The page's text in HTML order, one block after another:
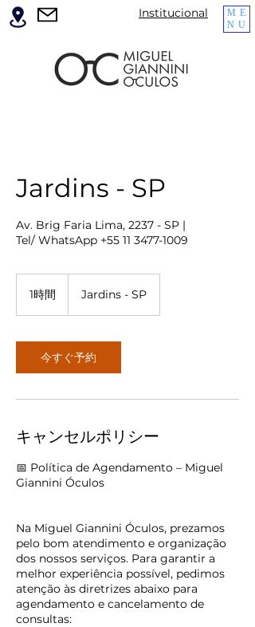
ME
NU
Institucional
Jardins - SP
Av. Brig Faria Lima, 2237 - SP |
Tel/ WhatsApp +55 11 3477-1009
1時間 Jardins - SP
今すぐ予約
キャンセルポリシー
📅 Política de Agendamento – Miguel
Giannini Óculos
Na Miguel Giannini Óculos, prezamos
pelo bom atendimento e organização
dos nossos serviços. Para garantir a
melhor experiência possível, pedimos
atenção às diretrizes abaixo para
agendamento e cancelamento de
consultas: